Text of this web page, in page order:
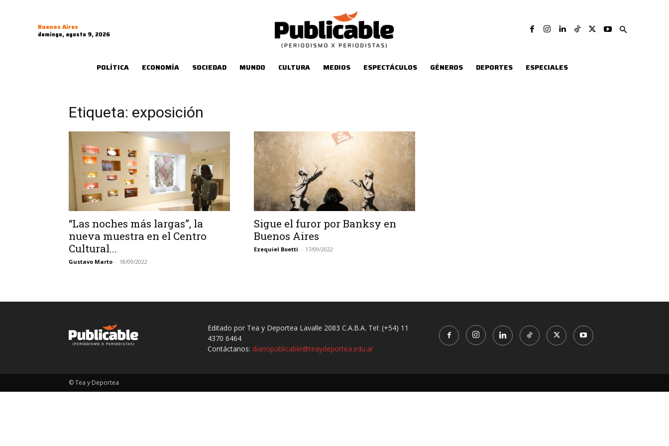
Buenos Aires
domingo, agosto 9, 2026
POLÍTICA ECONOMÍA SOCIEDAD MUNDO CULTURA MEDIOS ESPECTÁCULOS GÉNEROS DEPORTES ESPECIALES
Etiqueta: exposición
“Las noches más largas”, la
nueva muestra en el Centro
Cultural...
Gustavo Marto - 18/09/2022
Sigue el furor por Banksy en
Buenos Aires
Ezequiel Boetti - 17/09/2022
Editado por Tea y Deportea Lavalle 2083 C.A.B.A. Tel: (+54) 11
4370 6464
Contáctanos: diariopublicable@teaydeportea.edu.ar
© Tea y Deportea